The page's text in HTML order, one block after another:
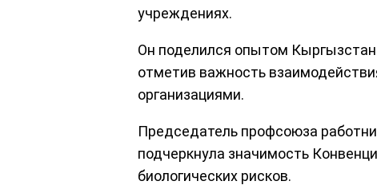
учреждениях.
Он поделился опытом
отметив важность
организациями.
Председатель профсоюза
подчеркнула значимость
биологических рисков.